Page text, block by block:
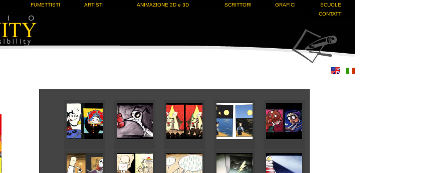
FUMETTISTI ARTISTI ANIMAZIONE 2D e 3D SCRITTORI GRAFICI
SCUOLE
CONTATTI